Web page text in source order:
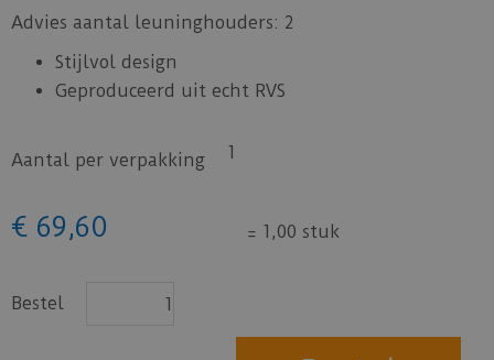
Advies aantal leuninghouders: 2
Stijlvol design
Geproduceerd uit echt RVS
Aantal per verpakking 1
€ 69,60 = 1,00 stuk
Bestel